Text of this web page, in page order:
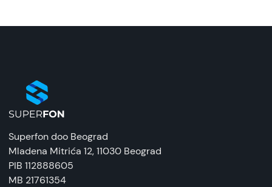
Monitor
EAN:
6941948708334
Zemlja porekla:
Kina
Prava potrošača:
Superfon doo Beograd
Mladena Mitrića 12, 11030 Beograd
PIB 112888605
MB 21761354